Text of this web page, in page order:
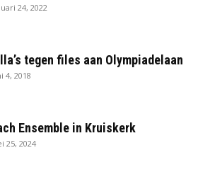
24, 2022
tegen files aan Olympiadelaan
4, 2018
Ensemble in Kruiskerk
25, 2024